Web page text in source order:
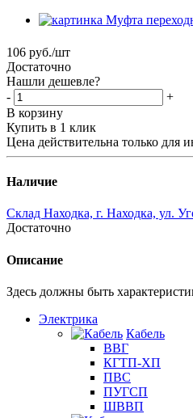
106 руб./шт
Достаточно
Нашли дешевле?
-
+
В корзину
Купить в 1 клик
Цена действительна только для
Наличие
Склад Находка, г. Находка, ул.
Достаточно
Описание
Здесь должны быть
Электрика
Кабель
ВВГ
КГТП-ХП
ПВС
ПУГСП
ШВВП